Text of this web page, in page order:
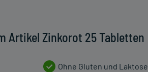
Artikel Zinkorot 25 Tabletten
Ohne Gluten und Laktose